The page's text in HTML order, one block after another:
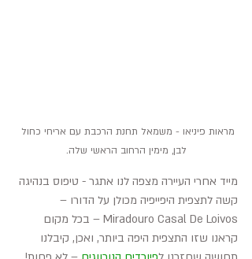
מראות פיניאו - משמאל תחנת הרכבת עם אריחי כחול
לבן, מימין הרחוב הראשי שלה.
מייד אחרי העיירה מצפה לנו אתגר - טיפוס בנהיגה
קשה לתצפית היפייפיה מכולן על הדורו –
Miradouro Casal De Loivos – בכל מקום
קראנו שזו התצפית היפה ביותר, ואכן, קיבלנו